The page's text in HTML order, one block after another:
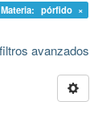
Materia: pórfido ×
avanzados